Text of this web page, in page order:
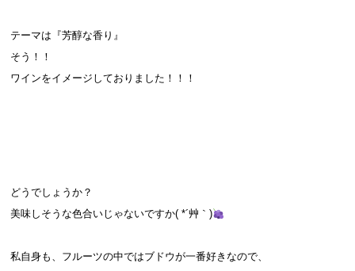
テーマは『芳醇な香り』
そう！！
ワインをイメージしておりました！！！
どうでしょうか？
美味しそうな色合いじゃないですか( *´艸｀)
私自身も、フルーツの中ではブドウが一番好きなので、